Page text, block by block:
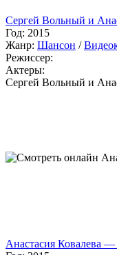
Сергей Вольный и
Год: 2015
Жанр: Шансон /
Режиссер:
Актеры:
Сергей Вольный и
Анастасия Ковалева